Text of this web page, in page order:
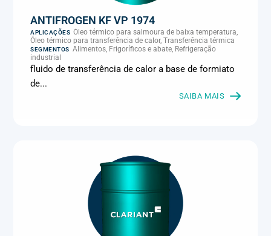
ANTIFROGEN KF VP 1974
APLICAÇÕES Óleo térmico para salmoura de baixa temperatura,
Óleo térmico para transferência de calor, Transferência térmica
SEGMENTOS Alimentos, Frigoríficos e abate, Refrigeração
industrial
fluido de transferência de calor a base de formiato
de...
SAIBA MAIS